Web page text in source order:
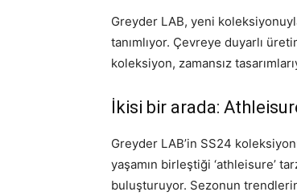
Greyder LAB, yeni
tanımlıyor. Çevreye duyarlı
koleksiyon, zamansız
İkisi bir arada:
Greyder LAB’in SS24
yaşamın birleştiği ‘athleisure’
buluşturuyor. Sezonun